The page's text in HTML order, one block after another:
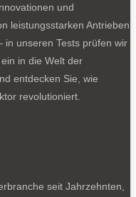
und
leistungsstarken Antrieben
in unseren Tests prüfen wir
in die Welt der
entdecken Sie, wie
revolutioniert.
seit Jahrzehnten,